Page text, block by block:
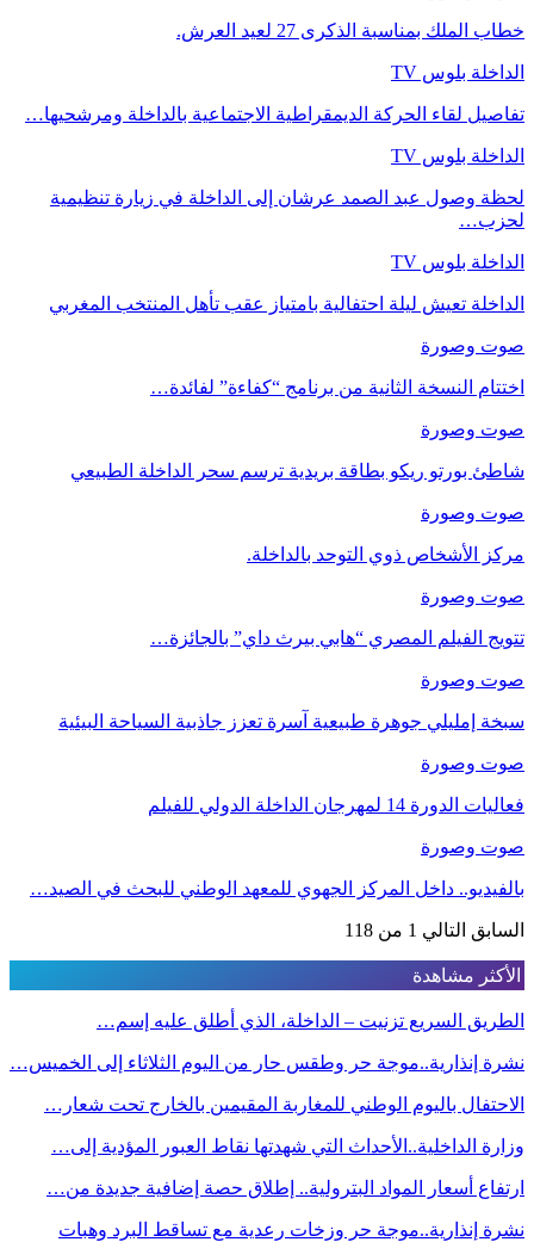
خطاب الملك بمناسبة الذكرى 27 لعيد العرش.
الداخلة بلوس TV
تفاصيل لقاء الحركة الديمقراطية الاجتماعية بالداخلة ومرشحيها…
الداخلة بلوس TV
لحظة وصول عبد الصمد عرشان إلى الداخلة في زيارة تنظيمية
لحزب…
الداخلة بلوس TV
الداخلة تعيش ليلة احتفالية بامتياز عقب تأهل المنتخب المغربي
صوت وصورة
اختتام النسخة الثانية من برنامج “كفاءة” لفائدة…
صوت وصورة
شاطئ بورتو ريكو بطاقة بريدية ترسم سحر الداخلة الطبيعي
صوت وصورة
مركز الأشخاص ذوي التوحد بالداخلة.
صوت وصورة
تتويج الفيلم المصري “هابي بيرث داي” بالجائزة…
صوت وصورة
سبخة إمليلي جوهرة طبيعية آسرة تعزز جاذبية السياحة البيئية
صوت وصورة
فعاليات الدورة 14 لمهرجان الداخلة الدولي للفيلم
صوت وصورة
بالفيديو.. داخل المركز الجهوي للمعهد الوطني للبحث في الصيد…
السابق التالي 1 من 118
الأكثر مشاهدة
الطريق السريع تزنيت – الداخلة، الذي أطلق عليه إسم…
نشرة إنذارية..موجة حر وطقس حار من اليوم الثلاثاء إلى الخميس…
الاحتفال باليوم الوطني للمغاربة المقيمين بالخارج تحت شعار…
وزارة الداخلية..الأحداث التي شهدتها نقاط العبور المؤدية إلى…
ارتفاع أسعار المواد البترولية.. إطلاق حصة إضافية جديدة من…
نشرة إنذارية..موجة حر وزخات رعدية مع تساقط البرد وهبات